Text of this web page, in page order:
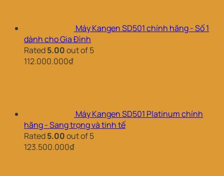
Máy Kangen SD501 chính hãng - Số 1
dành cho Gia Đình
Rated5.00out of 5
112.000.000₫
Máy Kangen SD501 Platinum chính
hãng - Sang trọng và tinh tế
Rated5.00out of 5
123.500.000₫